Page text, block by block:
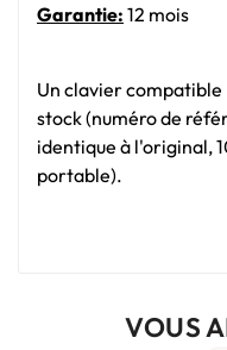
Garantie: 12 mois
Un clavier
stock (numéro de
identique à l'original,
portable).
VOUS